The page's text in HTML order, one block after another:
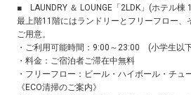
■ LAUNDRY ＆ LOUNGE「2LDK」(ホテル棟
最上階11階にはランドリーとフリーフロー
ご用意。
・ご利用可能時間：9:00～23:00 (小学生以
・料金：ご宿泊者ご滞在中無料
・フリーフロー：ビール・ハイボール・チ
《ECO清掃のご案内》